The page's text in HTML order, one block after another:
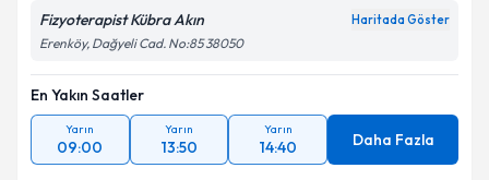
Fizyoterapist Kübra Akın Haritada Göster
Erenköy, Dağyeli Cad. No:85 38050
En Yakın Saatler
Yarın
09:00
Yarın
13:50
Yarın
14:40 Daha Fazla